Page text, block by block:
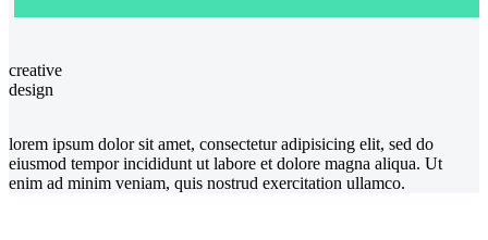
creative
design
lorem ipsum dolor sit amet, consectetur adipisicing elit, sed do
eiusmod tempor incididunt ut labore et dolore magna aliqua. Ut
enim ad minim veniam, quis nostrud exercitation ullamco.